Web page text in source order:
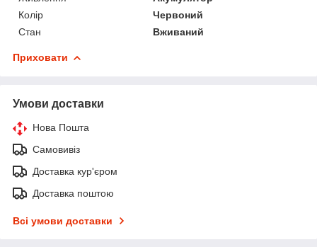
Колір
Червоний
Стан
Вживаний
Приховати
Умови доставки
Нова Пошта
Самовивіз
Доставка кур'єром
Доставка поштою
Всі умови доставки